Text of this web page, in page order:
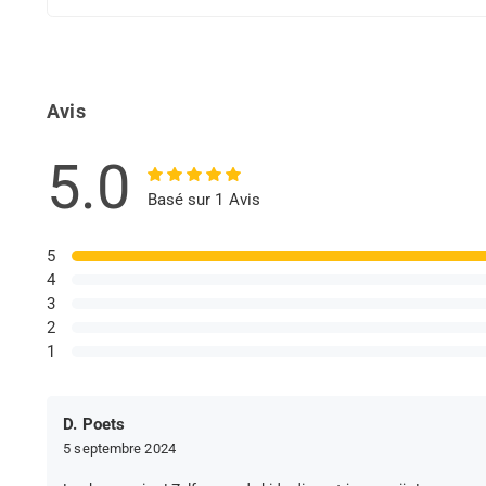
Avis
5.0 Basé sur 1 Avis
5
4
3
2
1
D. Poets
5 septembre 2024